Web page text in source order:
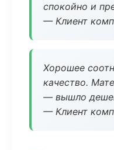
спокойно и
— Клиент
Хорошее
качество.
— вышло
— Клиент